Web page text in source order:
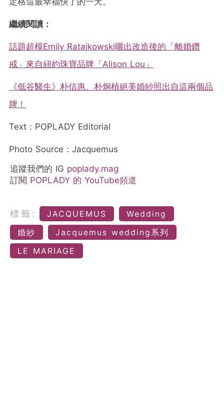
繼續閱讀：
話題超模Emily Ratajkowski曬出改造後的「離婚鑽
戒」來自紐約珠寶品牌「Alison Lou」
《低谷醫生》朴信惠、朴炯植絕美婚紗照出自這兩個品
牌！
Text：POPLADY Editorial
Photo Source：Jacquemus
追蹤我們的 IG poplady.mag
訂閱 POPLADY 的 YouTube頻道
標籤: JACQUEMUS
Wedding
婚紗
Jacquemus wedding系列
LE MARIAGE